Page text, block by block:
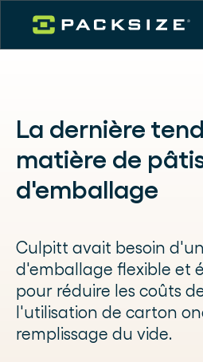
La dernière
matière de
d'emballage
Culpitt avait besoin
d'emballage flexible et
pour réduire les coûts
l'utilisation de carton
remplissage du vide.